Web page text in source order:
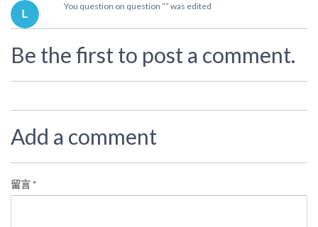
You question on question “” was edited
Be the first to post a comment.
Add a comment
留言*